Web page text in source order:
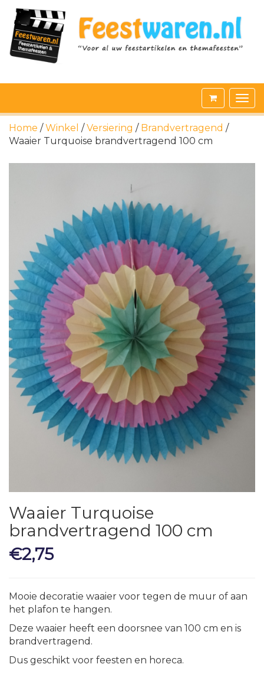
Home /Winkel /Versiering / Brandvertragend /
Waaier Turquoise brandvertragend 100 cm
Waaier Turquoise
brandvertragend 100 cm
€2,75
Mooie decoratie waaier voor tegen de muur of aan
het plafon te hangen.
Deze waaier heeft een doorsnee van 100 cm en is
brandvertragend.
Dus geschikt voor feesten en horeca.